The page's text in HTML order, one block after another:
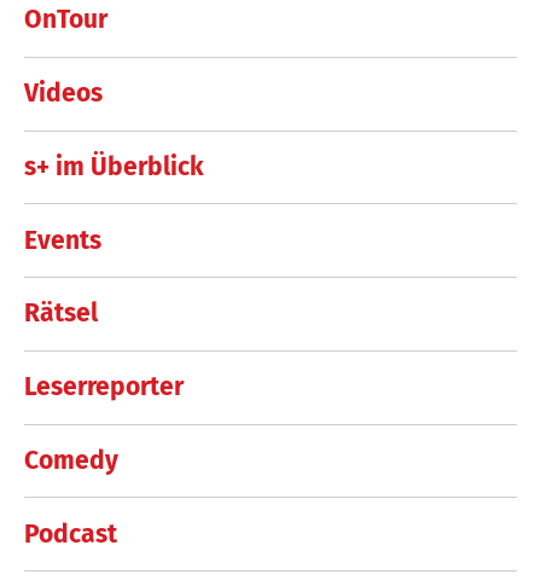
OnTour
Videos
s+ im Überblick
Events
Rätsel
Leserreporter
Comedy
Podcast